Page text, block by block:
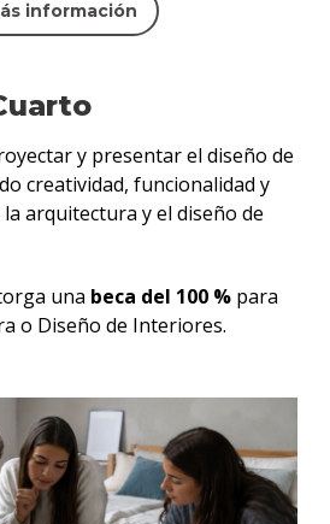
información
y presentar el diseño de
creatividad, funcionalidad y
arquitectura y el diseño de
una beca del 100 %para
o Diseño de Interiores.